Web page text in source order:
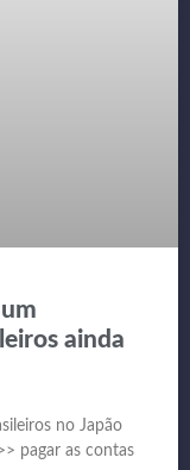
ainda
no Japão
pagar as contas